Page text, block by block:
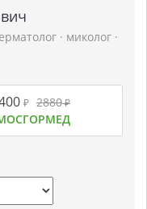
· миколог ·
₽ 2880₽
МОСГОРМЕД